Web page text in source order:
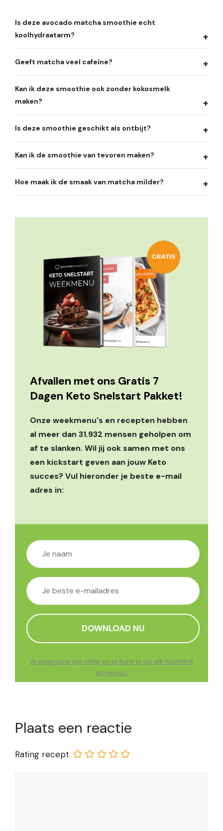
Is deze avocado matcha smoothie echt
koolhydraatarm?
Geeft matcha veel cafeïne?
Kan ik deze smoothie ook zonder kokosmelk
maken?
Is deze smoothie geschikt als ontbijt?
Kan ik de smoothie van tevoren maken?
Hoe maak ik de smaak van matcha milder?
Afvallen met ons Gratis 7
Dagen Keto Snelstart Pakket!
Onze weekmenu's en recepten hebben
al meer dan 31.932 mensen geholpen om
af te slanken. Wil jij ook samen met ons
een kickstart geven aan jouw Keto
succes? Vul hieronder je beste e-mail
adres in:
Je gegevens zijn veilig en je kunt je op elk moment
afmelden.
Plaats een reactie
Rating recept